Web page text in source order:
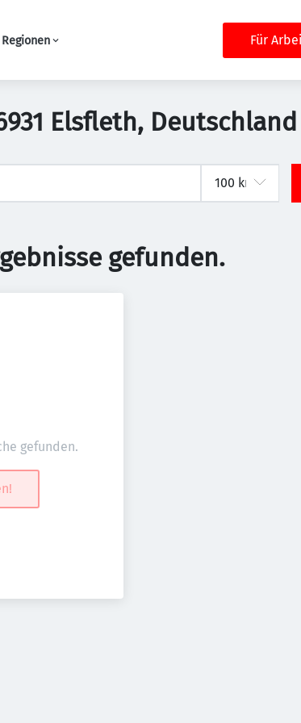
Regionen Für
Elsfleth, Deutschland
gefunden.
gefunden.